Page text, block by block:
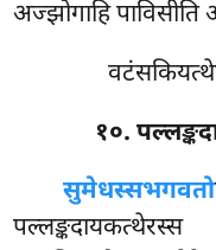
अज्झोगाहि पाविसीति
१०.
सुमेधस्सभगवतो